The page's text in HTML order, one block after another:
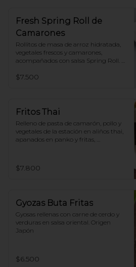
Fresh Spring Roll de
Camarones
Rollitos de masa de arroz hidratada,
vegetales frescos y camarones,
acompañados con salsa Spring Roll.
$7.500
Fritos Thai
Relleno de pasta de camarón, pollo y
vegetales de la estación en aliños thai,
apanados en panko y fritas,
$7.800
Gyozas Buta Fritas
Gyosas rellenas con carne de cerdo y
verduras en salsa oriental. Origen
Japón
$6.500